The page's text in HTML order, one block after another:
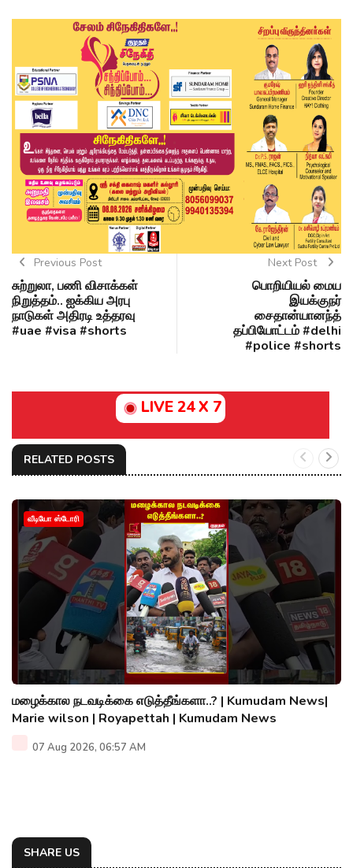
Previous Post
சுற்றுலா, பணி விசாக்கள்
நிறுத்தம்.. ஐக்கிய அரபு
நாடுகள் அதிரடி உத்தரவு
#uae #visa #shorts
Next Post
பொறியியல் மைய
இயக்குநர்
சைதான்யானந்த்
தப்பியோட்டம் #delhi
#police #shorts
LIVE 24 X 7
RELATED POSTS
வீடியோ ஸ்டோரி
மழைக்கால நடவடிக்கை எடுத்தீங்களா..? | Kumudam News|
Marie wilson | Royapettah | Kumudam News
07 Aug 2026, 06:57 AM
SHARE US